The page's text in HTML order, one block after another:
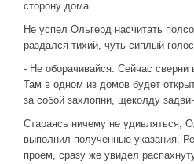
сторону дома.
Не успел Ольгерд насчитать
раздался тихий, чуть сиплый
- Не оборачивайся. Сейчас сверни
Там в одном из домов будет
за собой захлопни, щеколду
Стараясь ничему не удивляться,
выполнил полученные указания.
проем, сразу же увидел